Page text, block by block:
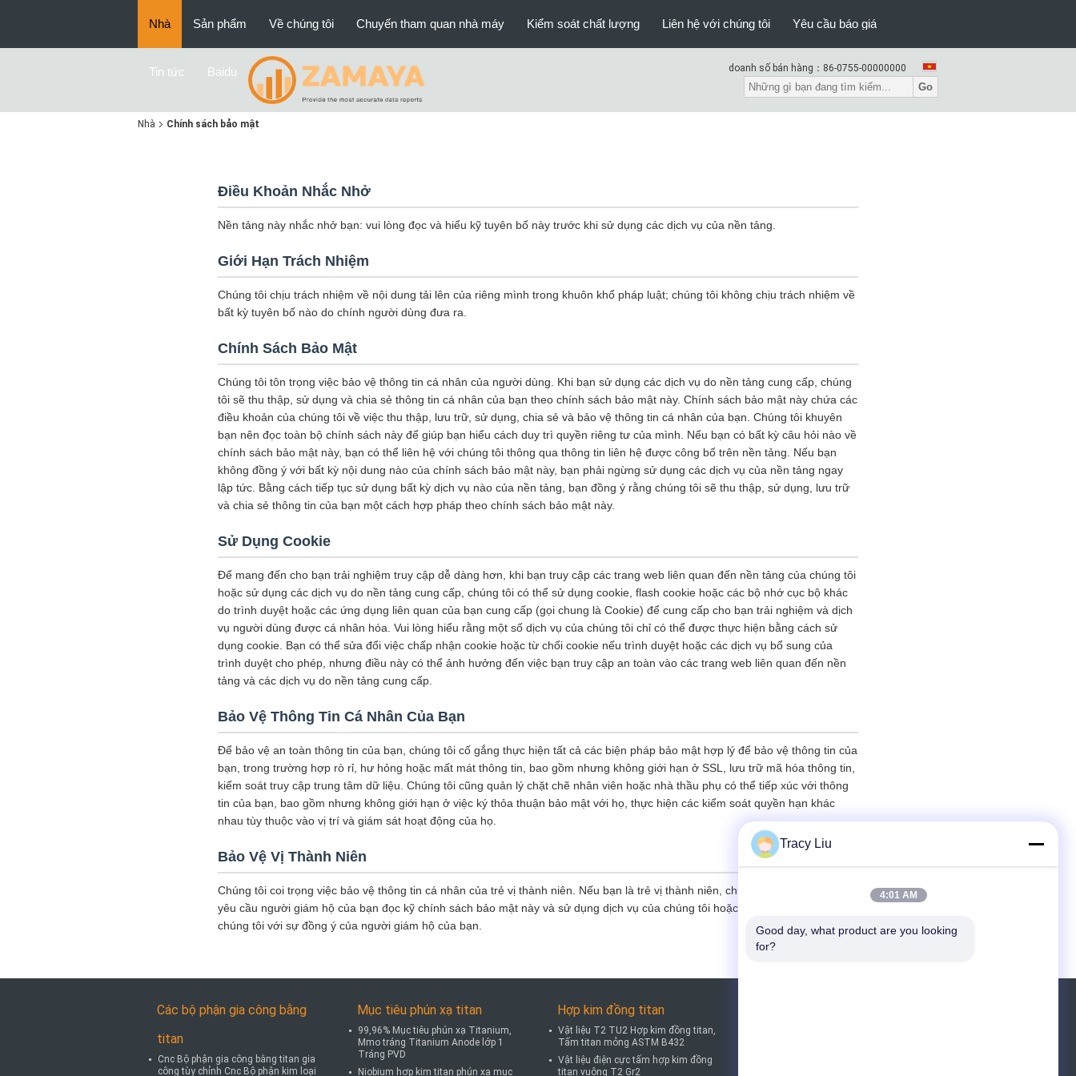
Nhà Sản phẩm Về chúng tôi Chuyến tham quan nhà máy Kiểm soát chất lượng Liên hệ với chúng tôi Yêu cầu báo giá
Tin tức Baidu doanh số bán hàng： 86-0755-00000000
Go
Nhà Chính sách bảo mật
Điều Khoản Nhắc Nhở
Nền tảng này nhắc nhở bạn: vui lòng đọc và hiểu kỹ tuyên bố này trước khi sử dụng các dịch vụ của nền tảng.
Giới Hạn Trách Nhiệm
Chúng tôi chịu trách nhiệm về nội dung tải lên của riêng mình trong khuôn khổ pháp luật; chúng tôi không chịu trách nhiệm về
bất kỳ tuyên bố nào do chính người dùng đưa ra.
Chính Sách Bảo Mật
Chúng tôi tôn trọng việc bảo vệ thông tin cá nhân của người dùng. Khi bạn sử dụng các dịch vụ do nền tảng cung cấp, chúng
tôi sẽ thu thập, sử dụng và chia sẻ thông tin cá nhân của bạn theo chính sách bảo mật này. Chính sách bảo mật này chứa các
điều khoản của chúng tôi về việc thu thập, lưu trữ, sử dụng, chia sẻ và bảo vệ thông tin cá nhân của bạn. Chúng tôi khuyên
bạn nên đọc toàn bộ chính sách này để giúp bạn hiểu cách duy trì quyền riêng tư của mình. Nếu bạn có bất kỳ câu hỏi nào về
chính sách bảo mật này, bạn có thể liên hệ với chúng tôi thông qua thông tin liên hệ được công bố trên nền tảng. Nếu bạn
không đồng ý với bất kỳ nội dung nào của chính sách bảo mật này, bạn phải ngừng sử dụng các dịch vụ của nền tảng ngay
lập tức. Bằng cách tiếp tục sử dụng bất kỳ dịch vụ nào của nền tảng, bạn đồng ý rằng chúng tôi sẽ thu thập, sử dụng, lưu trữ
và chia sẻ thông tin của bạn một cách hợp pháp theo chính sách bảo mật này.
Sử Dụng Cookie
Để mang đến cho bạn trải nghiệm truy cập dễ dàng hơn, khi bạn truy cập các trang web liên quan đến nền tảng của chúng tôi
hoặc sử dụng các dịch vụ do nền tảng cung cấp, chúng tôi có thể sử dụng cookie, flash cookie hoặc các bộ nhớ cục bộ khác
do trình duyệt hoặc các ứng dụng liên quan của bạn cung cấp (gọi chung là Cookie) để cung cấp cho bạn trải nghiệm và dịch
vụ người dùng được cá nhân hóa. Vui lòng hiểu rằng một số dịch vụ của chúng tôi chỉ có thể được thực hiện bằng cách sử
dụng cookie. Bạn có thể sửa đổi việc chấp nhận cookie hoặc từ chối cookie nếu trình duyệt hoặc các dịch vụ bổ sung của
trình duyệt cho phép, nhưng điều này có thể ảnh hưởng đến việc bạn truy cập an toàn vào các trang web liên quan đến nền
tảng và các dịch vụ do nền tảng cung cấp.
Bảo Vệ Thông Tin Cá Nhân Của Bạn
Để bảo vệ an toàn thông tin của bạn, chúng tôi cố gắng thực hiện tất cả các biện pháp bảo mật hợp lý để bảo vệ thông tin của
bạn, trong trường hợp rò rỉ, hư hỏng hoặc mất mát thông tin, bao gồm nhưng không giới hạn ở SSL, lưu trữ mã hóa thông tin,
kiểm soát truy cập trung tâm dữ liệu. Chúng tôi cũng quản lý chặt chẽ nhân viên hoặc nhà thầu phụ có thể tiếp xúc với thông
tin của bạn, bao gồm nhưng không giới hạn ở việc ký thỏa thuận bảo mật với họ, thực hiện các kiểm soát quyền hạn khác
nhau tùy thuộc vào vị trí và giám sát hoạt động của họ.
Bảo Vệ Vị Thành Niên
Chúng tôi coi trọng việc bảo vệ thông tin cá nhân của trẻ vị thành niên. Nếu bạn là trẻ vị thành niên, chúng tôi khuyên bạn nên
yêu cầu người giám hộ của bạn đọc kỹ chính sách bảo mật này và sử dụng dịch vụ của chúng tôi hoặc cung cấp thông tin cho
chúng tôi với sự đồng ý của người giám hộ của bạn.
Các bộ phận gia công bằng
titan
Cnc Bộ phận gia công bằng titan gia
công tùy chỉnh Cnc Bộ phận kim loại
Mục tiêu phún xạ titan
99,96% Mục tiêu phún xạ Titanium,
Mmo tráng Titanium Anode lớp 1
Tráng PVD
Niobium hợp kim titan phún xạ mục
Hợp kim đồng titan
Vật liệu T2 TU2 Hợp kim đồng titan,
Tấm titan mỏng ASTM B432
Vật liệu điện cực tấm hợp kim đồng
titan vuông T2 Gr2
Tracy Liu
4:01 AM
Good day, what product are you looking
for?